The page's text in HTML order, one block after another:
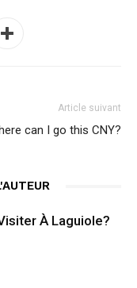
Article suivant
can I go this CNY?
À Laguiole?